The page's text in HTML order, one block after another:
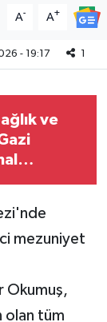
A- A+
- 19:17 1
ve
mezuniyet
Okumuş,
olan tüm